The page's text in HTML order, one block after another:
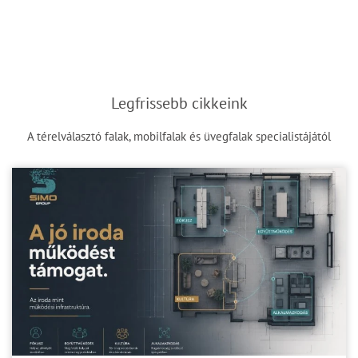
Legfrissebb cikkeink
A térelválasztó falak, mobilfalak és üvegfalak specialistájától